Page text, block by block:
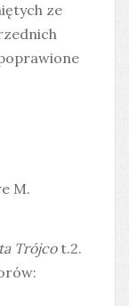
ze
M.
Trójcot.2.